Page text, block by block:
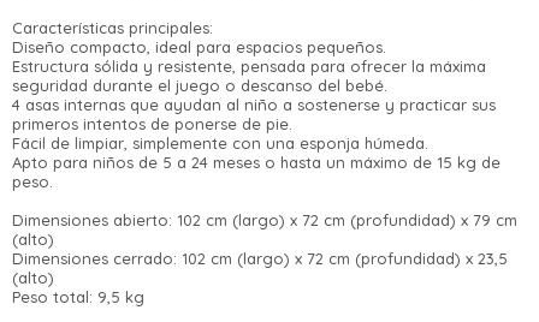
Características principales:
Diseño compacto, ideal para espacios pequeños.
Estructura sólida y resistente, pensada para ofrecer la máxima
seguridad durante el juego o descanso del bebé.
4 asas internas que ayudan al niño a sostenerse y practicar sus
primeros intentos de ponerse de pie.
Fácil de limpiar, simplemente con una esponja húmeda.
Apto para niños de 5 a 24 meses o hasta un máximo de 15 kg de
peso.
Dimensiones abierto: 102 cm (largo) x 72 cm (profundidad) x 79 cm
(alto)
Dimensiones cerrado: 102 cm (largo) x 72 cm (profundidad) x 23,5
(alto)
Peso total: 9,5 kg
Comprá ahora y Pagá
cuotas y sin tocar tu
tarjeta de crédito
¡Sumate a la forma más ágil de comprar!
Comprá en 3 cuotas sin recargo o hasta en
12 cuotas * ¡Solo con tu cédula!
* sujeto aprobación crediticia.
Verifica si estás calificado para comprar
con Pago Después:
Fecha de nacimiento
Estás calificado para comprar usando Pago
para comprar en las cuotas
que prefieras!
Parece que no tenes oferta, lamentamos el
inconveniente, por cualquier duda
preguntas@pagodespues.com.uy
Por favor intenta nuevamente mas tarde.